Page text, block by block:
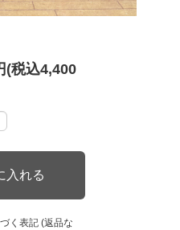
(税込4,400
く表記 (返品な